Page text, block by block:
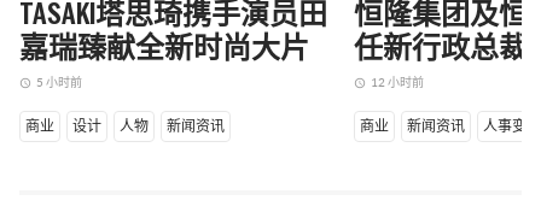
TASAKI塔思琦携手演员田
嘉瑞臻献全新时尚大片
access_time 5 小时前
商业 设计 人物 新闻资讯
恒隆集团及恒
任新行政总裁
access_time 12 小时前
商业 新闻资讯 人事变动